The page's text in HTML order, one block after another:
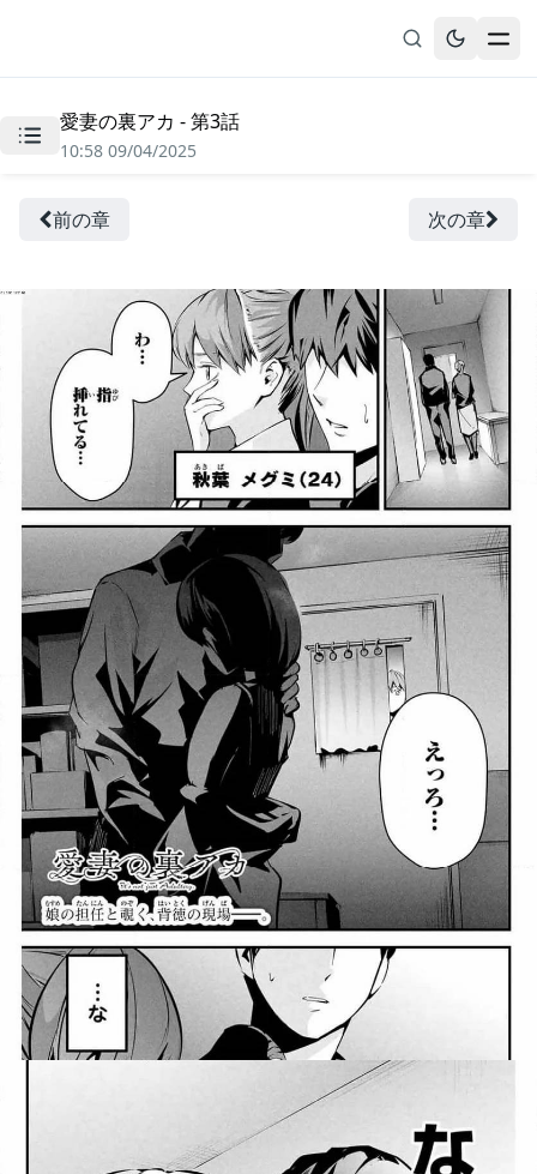
無料漫画
履歴
愛妻の裏アカ - 第3話
10:58 09/04/2025
前の章 次の章